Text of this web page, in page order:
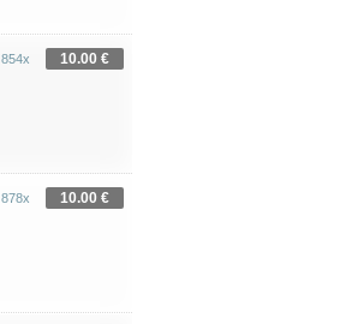
10.00 €
854x
10.00 €
878x